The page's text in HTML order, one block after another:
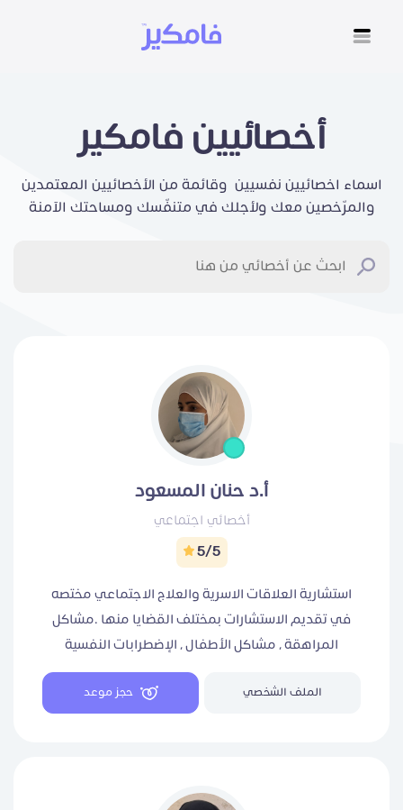
أخصائيين فامكير
اسماء اخصائيين نفسيين وقائمة من الأخصائيين المعتمدين
والمرّخصين معك ولأجلك في متنفّسك ومساحتك الآمنة
أ.د حنان المسعود
أخصائي اجتماعي
5/5
استشارية العلاقات الاسرية والعلاج الاجتماعي مختصه
في تقديم الاستشارات بمختلف القضايا منها .مشاكل
المراهقة , مشاكل الأطفال , الإضطرابات النفسية
المصاحبة لمنتصف العمر , التعلق المرضي, مشاكل
التحرش الجنسي مشاكل الأدمان الصعوبات التي تواجه
الملف الشخصي حجز موعد